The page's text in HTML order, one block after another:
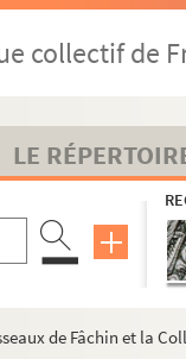
collectif de
LE
de Fâchin et la
à 1769
à 1773